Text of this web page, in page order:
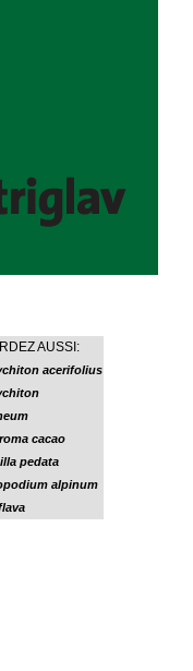
AUSSI:
acerifolius
cacao
pedata
alpinum